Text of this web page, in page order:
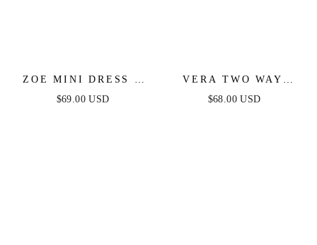
ZOE MINI DRESS -
BLACK
$69.00 USD
VERA TWO WAY
MINI DRESS - WHITE
$68.00 USD